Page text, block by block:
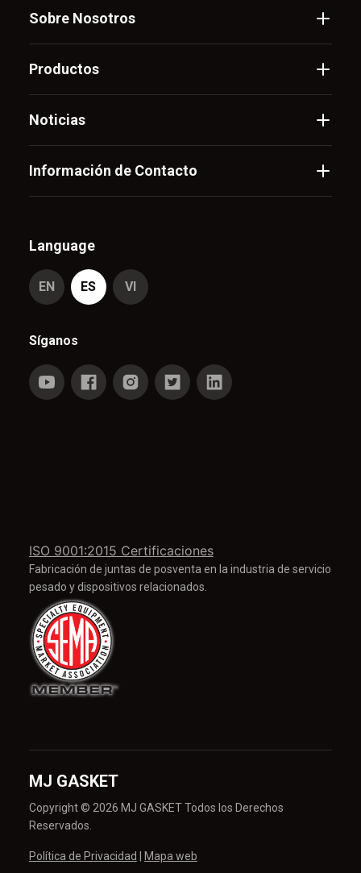
Sobre Nosotros
Productos
Noticias
Información de Contacto
ISO 9001:2015 Certificaciones
Fabricación de juntas de posventa en la industria de servicio
pesado y dispositivos relacionados.
Language
EN ES VI
Síganos
MJ GASKET
Copyright © 2026 MJ GASKET Todos los Derechos
Reservados.
Política de Privacidad Mapa web